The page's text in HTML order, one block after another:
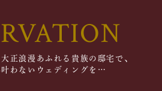
正浪漫あふれる貴族の邸宅で、
叶わないウェディングを…